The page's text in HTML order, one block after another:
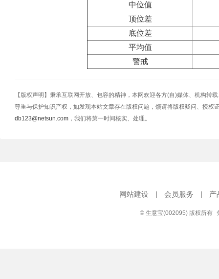
中位值
顶位差
底位差
平均值
警戒
【版权声明】秉承互联网开放、包容的精神，本网欢迎各方(自)媒体、机构转
尊重与保护知识产权，如发现本站文章存在版权问题，烦请将版权疑问、授权
db123@netsun.com ，我们将第一时间核实、处理。
网站建设 | 会员服务 | 产
© 生意宝(002095) 版权所有